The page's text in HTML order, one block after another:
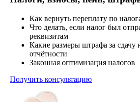
Как вернуть переплату по
Что делать, если налог был
реквизитам
Какие размеры штрафа за сдачу
отчётности
Законная оптимизация налогов
Получить консультацию